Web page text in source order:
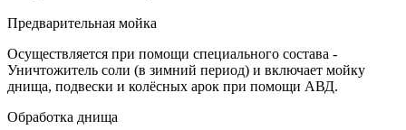
Предварительная мойка
Осуществляется при помощи специального состава -
Уничтожитель соли (в зимний период) и включает мойку
днища, подвески и колёсных арок при помощи АВД.
Обработка днища